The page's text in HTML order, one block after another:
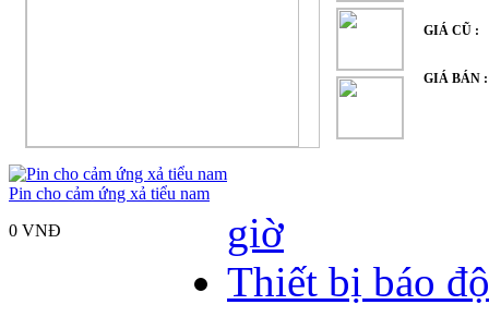
GIÁ CŨ :
GIÁ BÁN
Pin cho cảm ứng xả tiểu nam
0 VNÐ
giờ
Thiết bị báo